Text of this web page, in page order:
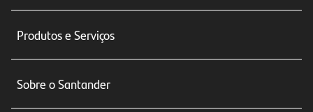
Produtos e Serviços
Sobre o Santander